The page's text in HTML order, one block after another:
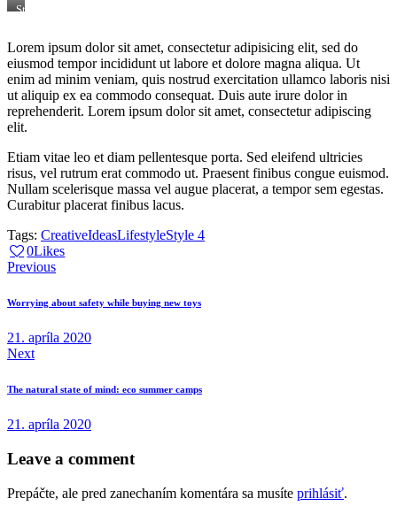
Stet
gubergren,
no
sea
sanctus
est
labore
et
By
Kevin
Smith
Lorem ipsum dolor sit amet, consectetur adipisicing elit, sed do
eiusmod tempor incididunt ut labore et dolore magna aliqua. Ut
enim ad minim veniam, quis nostrud exercitation ullamco laboris nisi
ut aliquip ex ea commodo consequat. Duis aute irure dolor in
reprehenderit. Lorem ipsum dolor sit amet, consectetur adipiscing
elit.
Etiam vitae leo et diam pellentesque porta. Sed eleifend ultricies
risus, vel rutrum erat commodo ut. Praesent finibus congue euismod.
Nullam scelerisque massa vel augue placerat, a tempor sem egestas.
Curabitur placerat finibus lacus.
Tags: CreativeIdeasLifestyleStyle 4
0Likes
Navigácia
v
Previous
Worrying about safety while buying new toys
21. apríla 2020
Next
The natural state of mind: eco summer camps
21. apríla 2020
Leave a comment
Prepáčte, ale pred zanechaním komentára sa musíte prihlásiť.